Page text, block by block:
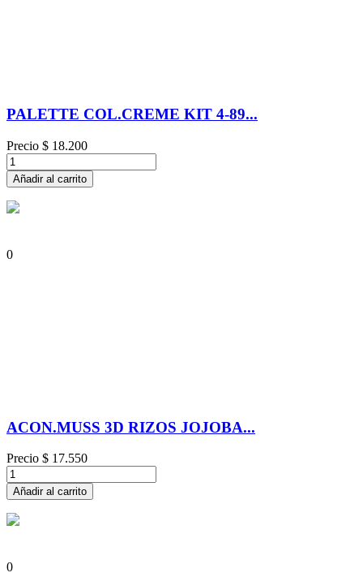
PALETTE COL.CREME KIT 4-89...
Precio $ 18.200
Añadir al carrito
0
ACON.MUSS 3D RIZOS JOJOBA...
Precio $ 17.550
Añadir al carrito
0